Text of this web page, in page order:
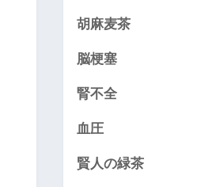
胡麻麦茶
脳梗塞
腎不全
血圧
賢人の緑茶